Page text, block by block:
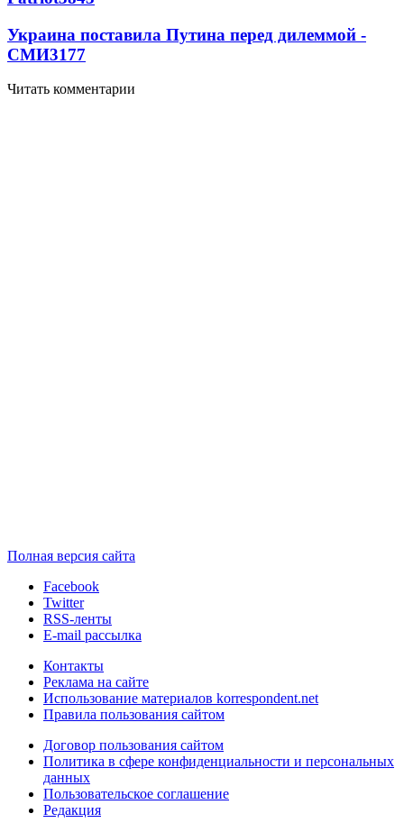
Украина поставила Путина перед дилеммой -
СМИ3177
Читать комментарии
Полная версия сайта
Facebook
Twitter
RSS-ленты
E-mail рассылка
Контакты
Реклама на сайте
Использование материалов korrespondent.net
Правила пользования сайтом
Договор пользования сайтом
Политика в сфере конфиденциальности и персональных
данных
Пользовательское соглашение
Редакция